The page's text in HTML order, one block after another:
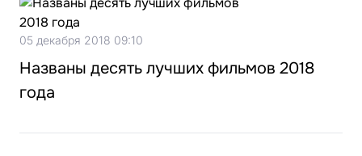
05 декабря 2018 09:10
Названы десять лучших фильмов 2018
года